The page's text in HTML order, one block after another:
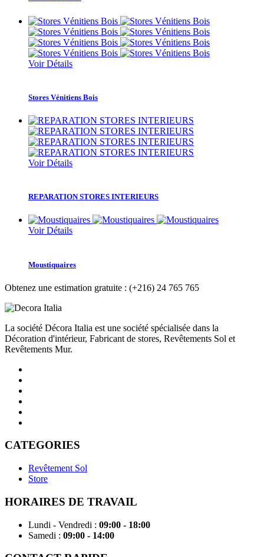
Voir Détails
Stores Vénitiens Bois
Voir Détails
REPARATION STORES INTERIEURS
Voir Détails
Moustiquaires
Obtenez une estimation gratuite : (+216) 24 765 765
La société Décora Italia est une société spécialisée dans la
Décoration d'intérieur, Fabricant de stores, Revêtements Sol et
Revêtements Mur.
CATEGORIES
Revêtement Sol
Store
HORAIRES DE TRAVAIL
Lundi - Vendredi : 09:00 - 18:00
Samedi : 09:00 - 14:00